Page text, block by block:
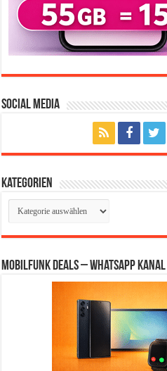
Social Media
Kategorien
Kategorien
Mobilfunk Deals – WhatsApp Kanal